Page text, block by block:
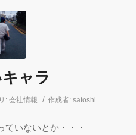
ャラ
: 会社情報 / 作成者: satoshi
いないとか・・・